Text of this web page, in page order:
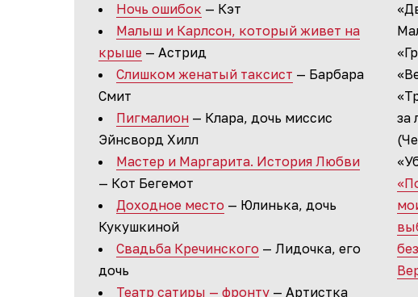
Ночь ошибок — Кэт
Малыш и Карлсон, который живет на
крыше — Астрид
Слишком женатый таксист — Барбара
Смит
Пигмалион — Клара, дочь миссис
Эйнсворд Хилл
Мастер и Маргарита. История Любви
— Кот Бегемот
Доходное место — Юлинька, дочь
Кукушкиной
Свадьба Кречинского — Лидочка, его
дочь
Театр сатиры — фронту — Артистка
за